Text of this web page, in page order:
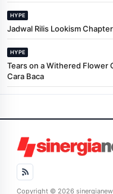
HYPE
Jadwal Rilis Lookism
HYPE
Tears on a Withered Flower
Cara Baca
Copyright © 2026